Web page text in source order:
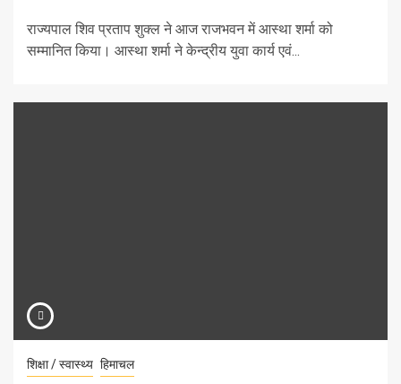
राज्यपाल शिव प्रताप शुक्ल ने आज राजभवन में आस्था शर्मा को
सम्मानित किया। आस्था शर्मा ने केन्द्रीय युवा कार्य एवं...
शिक्षा / स्वास्थ्य हिमाचल